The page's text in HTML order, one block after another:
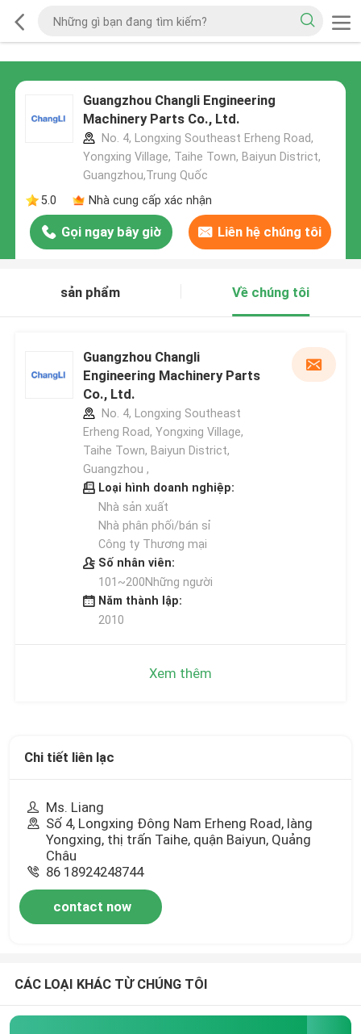
Guangzhou Changli Engineering
Machinery Parts Co., Ltd.
No. 4, Longxing Southeast Erheng Road,
Yongxing Village, Taihe Town, Baiyun District,
Guangzhou,Trung Quốc
5.0
Nhà cung cấp xác nhận
Gọi ngay bây giờ Liên hệ chúng tôi
sản phẩm Về chúng tôi
Guangzhou Changli
Engineering Machinery Parts
Co., Ltd.
No. 4, Longxing Southeast
Erheng Road, Yongxing Village,
Taihe Town, Baiyun District,
Guangzhou ,
Loại hình doanh nghiệp:
Nhà sản xuất
Nhà phân phối/bán sỉ
Công ty Thương mại
Số nhân viên:
101~200Những người
Năm thành lập:
2010
Xem thêm
Chi tiết liên lạc
Ms. Liang
Số 4, Longxing Đông Nam Erheng Road, làng
Yongxing, thị trấn Taihe, quận Baiyun, Quảng
Châu
86 18924248744
contact now
CÁC LOẠI KHÁC TỪ CHÚNG TÔI